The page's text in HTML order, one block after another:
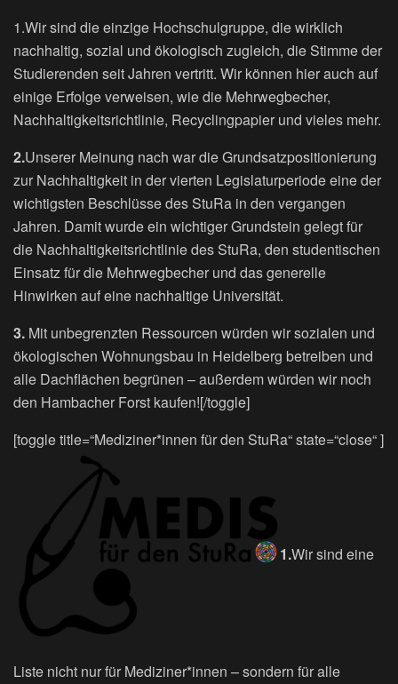
1.Wir sind die einzige Hochschulgruppe, die wirklich
nachhaltig, sozial und ökologisch zugleich, die Stimme der
Studierenden seit Jahren vertritt. Wir können hier auch auf
einige Erfolge verweisen, wie die Mehrwegbecher,
Nachhaltigkeitsrichtlinie, Recyclingpapier und vieles mehr.
2.Unserer Meinung nach war die Grundsatzpositionierung
zur Nachhaltigkeit in der vierten Legislaturperiode eine der
wichtigsten Beschlüsse des StuRa in den vergangen
Jahren. Damit wurde ein wichtiger Grundstein gelegt für
die Nachhaltigkeitsrichtlinie des StuRa, den studentischen
Einsatz für die Mehrwegbecher und das generelle
Hinwirken auf eine nachhaltige Universität.
3. Mit unbegrenzten Ressourcen würden wir sozialen und
ökologischen Wohnungsbau in Heidelberg betreiben und
alle Dachflächen begrünen – außerdem würden wir noch
den Hambacher Forst kaufen![/toggle]
[toggle title=“Mediziner*innen für den StuRa“ state=“close“ ]
1.Wir sind eine
Liste nicht nur für Mediziner*innen – sondern für alle